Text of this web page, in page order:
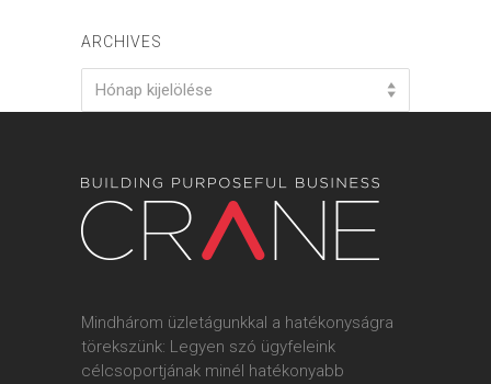
ARCHIVES
Hónap kijelölése
Mindhárom üzletágunkkal a hatékonyságra
törekszünk: Legyen szó ügyfeleink
célcsoportjának minél hatékonyabb